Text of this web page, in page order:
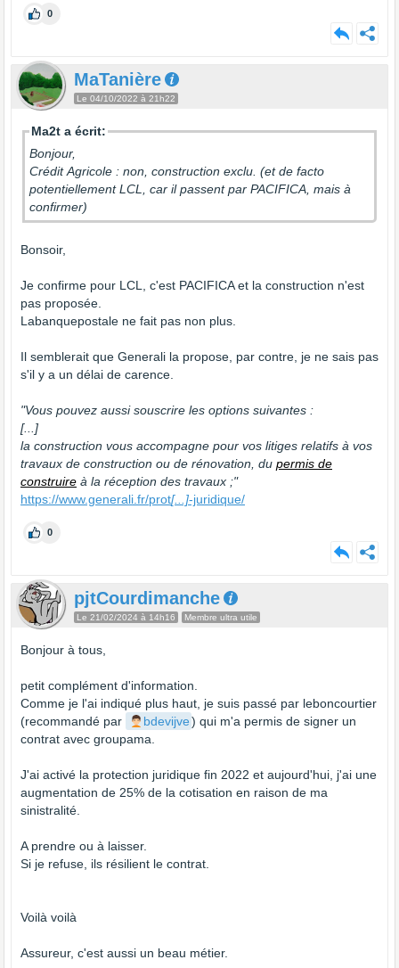
0
MaTanière
Le 04/10/2022 à 21h22
Ma2t a écrit:
Bonjour,
Crédit Agricole : non, construction exclu. (et de facto
potentiellement LCL, car il passent par PACIFICA, mais à
confirmer)
Bonsoir,
Je confirme pour LCL, c'est PACIFICA et la construction n'est
pas proposée.
Labanquepostale ne fait pas non plus.
Il semblerait que Generali la propose, par contre, je ne sais pas
s'il y a un délai de carence.
"Vous pouvez aussi souscrire les options suivantes :
[...]
la construction vous accompagne pour vos litiges relatifs à vos
travaux de construction ou de rénovation, du permis de
construire à la réception des travaux ;"
https://www.generali.fr/prot[...]-juridique/
0
pjtCourdimanche
Le 21/02/2024 à 14h16 Membre ultra utile
Bonjour à tous,
petit complément d'information.
Comme je l'ai indiqué plus haut, je suis passé par leboncourtier
(recommandé par
bdevijve) qui m'a permis de signer un
contrat avec groupama.
J'ai activé la protection juridique fin 2022 et aujourd'hui, j'ai une
augmentation de 25% de la cotisation en raison de ma
sinistralité.
A prendre ou à laisser.
Si je refuse, ils résilient le contrat.
Voilà voilà
Assureur, c'est aussi un beau métier.